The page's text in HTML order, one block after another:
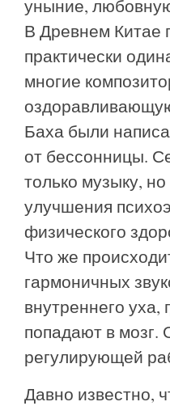
уныние,
В Древнем Китае
практически
многие
Баха были
от бессонницы.
только музыку,
улучшения
физического
Что же
гармоничных
внутреннего
попадают в мозг.
регулирующей
Давно известно,